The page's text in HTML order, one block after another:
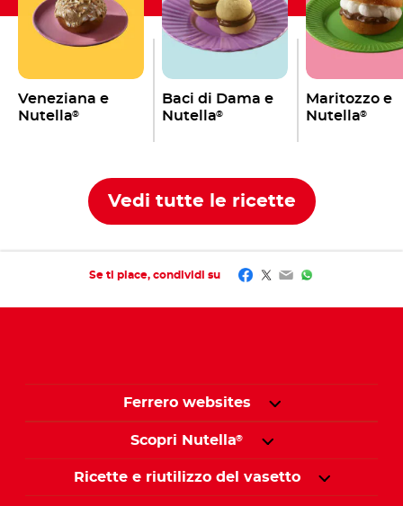
Veneziana e
Nutella®
Baci di Dama e
Nutella®
Maritozzo e
Nutella®
Vedi tutte le ricette
Se ti piace, condividi su Facebook
Twitter
EmailWhatsApp
Ferrero websites
Scopri Nutella®
Ricette e riutilizzo del vasetto